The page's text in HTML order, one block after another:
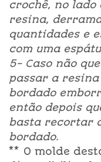
crochê, no lado
resina,
quantidades e
com uma
5- Caso não
passar a
bordado
então depois
basta recortar
bordado.
** O molde